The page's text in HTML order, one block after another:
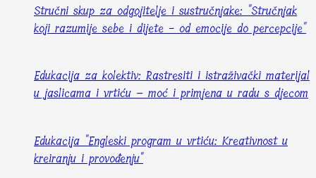
Stručni skup za odgojitelje i sustručnjake: "Stručnjak
koji razumije sebe i dijete - od emocije do percepcije"
Edukacija za kolektiv: Rastresiti i istraživački materijal
u jaslicama i vrtiću – moć i primjena u radu s djecom
Edukacija "Engleski program u vrtiću: Kreativnost u
kreiranju i provođenju"